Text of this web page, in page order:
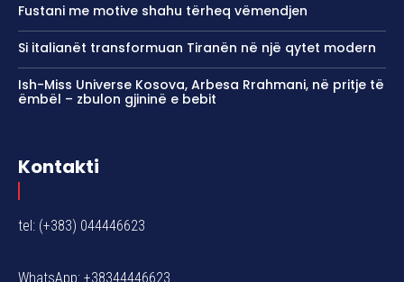
Fustani me motive shahu tërheq vëmendjen
Si italianët transformuan Tiranën në një qytet modern
Ish-Miss Universe Kosova, Arbesa Rrahmani, në pritje të
ëmbël – zbulon gjininë e bebit
Kontakti
tel: (+383) 044446623
WhatsApp: +38344446623